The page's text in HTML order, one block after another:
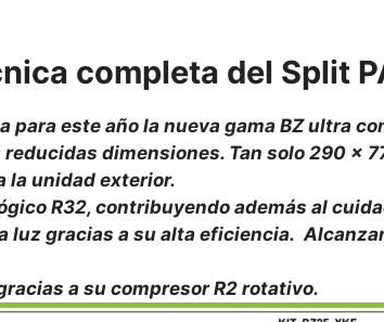
completa del Split
para este año la nueva gama BZ ultra
dimensiones. Tan solo 290 x
la unidad exterior.
R32, contribuyendo además al
luz gracias a su alta eficiencia.
a su compresor R2 rotativo.